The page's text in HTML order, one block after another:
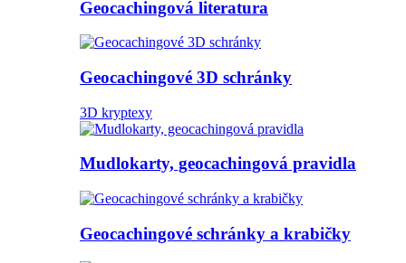
Geocachingová literatura
Geocachingové 3D schránky
3D kryptexy
Mudlokarty, geocachingová pravidla
Geocachingové schránky a krabičky